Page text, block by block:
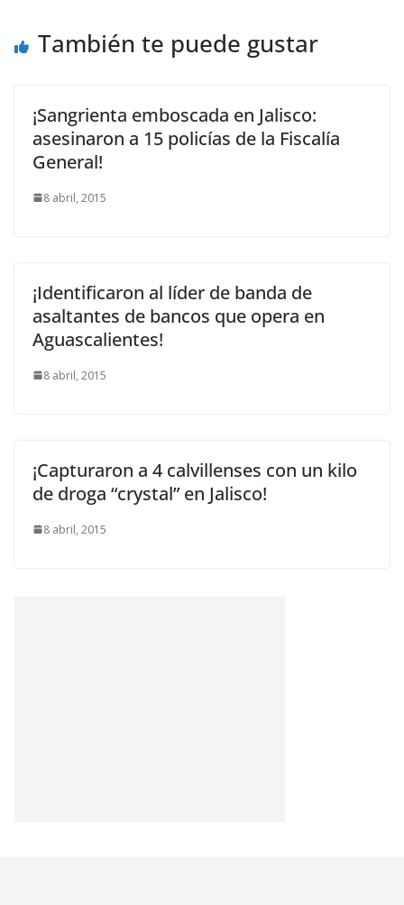
También te puede gustar
¡Sangrienta emboscada en Jalisco:
asesinaron a 15 policías de la Fiscalía
General!
8 abril, 2015
¡Identificaron al líder de banda de
asaltantes de bancos que opera en
Aguascalientes!
8 abril, 2015
¡Capturaron a 4 calvillenses con un kilo
de droga “crystal” en Jalisco!
8 abril, 2015